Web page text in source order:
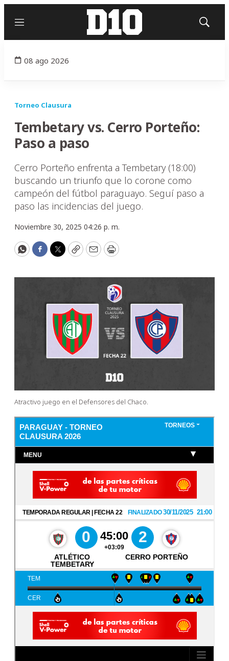
Menú
Mostrar
08 ago 2026
Torneo Clausura
Tembetary vs. Cerro Porteño:
Paso a paso
Cerro Porteño enfrenta a Tembetary (18:00)
buscando un triunfo que lo corone como
campeón del fútbol paraguayo. Seguí paso a
paso las incidencias del juego.
Noviembre 30, 2025 04:26 p. m.
WhatsApp
Facebook
Twitter
CopyEmailPrint
Atractivo juego en el Defensores del Chaco.